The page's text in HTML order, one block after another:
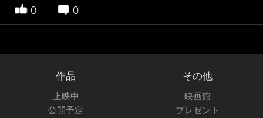
0 0
作品
上映中
公開予定
その他
映画館
プレゼント